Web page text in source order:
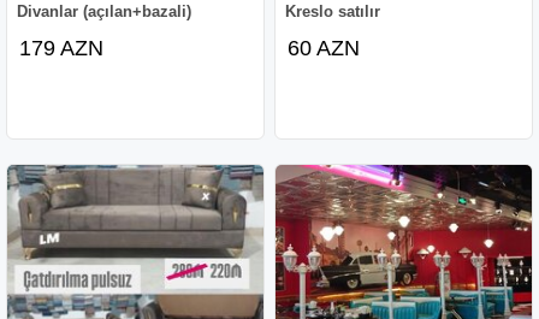
Divanlar (açılan+bazali)
179 AZN
Kreslo satılır
60 AZN